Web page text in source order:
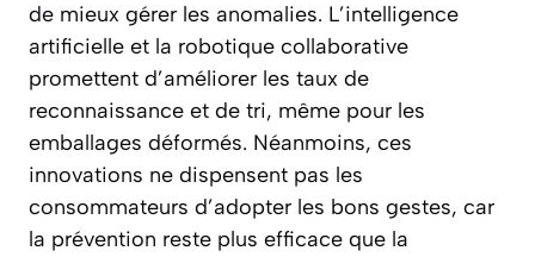
de mieux gérer les anomalies. L’intelligence
artificielle et la robotique collaborative
promettent d’améliorer les taux de
reconnaissance et de tri, même pour les
emballages déformés. Néanmoins, ces
innovations ne dispensent pas les
consommateurs d’adopter les bons gestes, car
la prévention reste plus efficace que la